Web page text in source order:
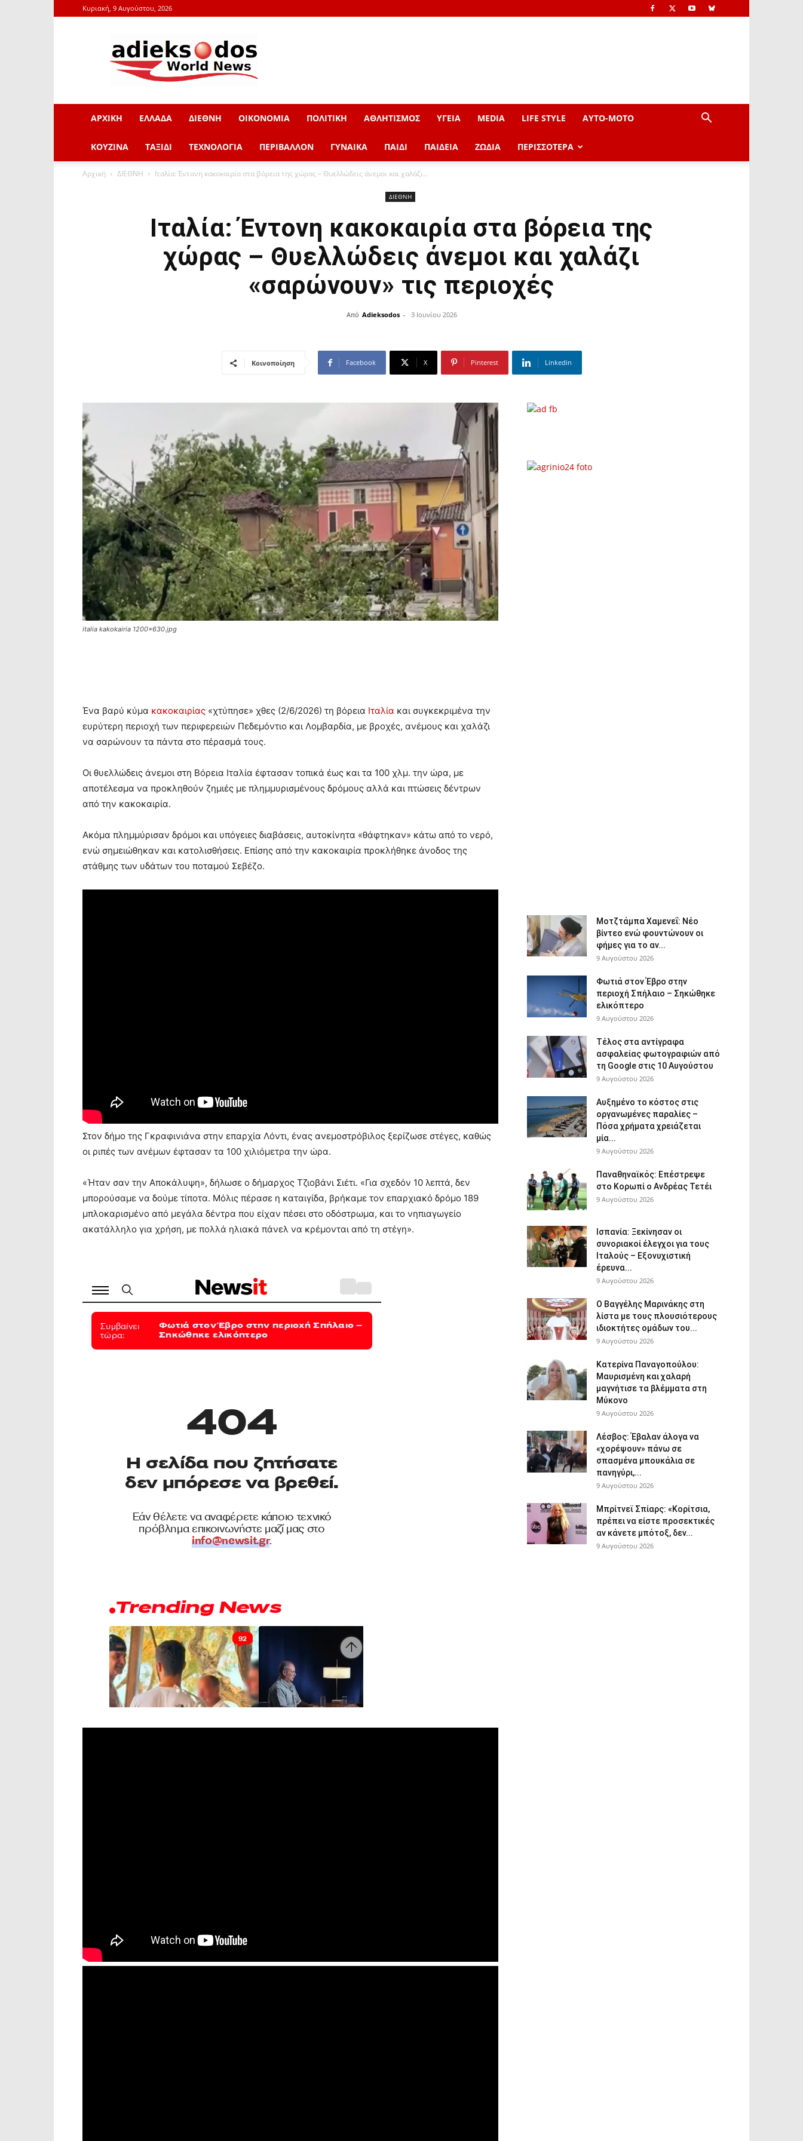
Κυριακή, 9 Αυγούστου, 2026
adieksodos.gr
ΑΡΧΙΚΗ ΕΛΛΑΔΑ ΔΙΕΘΝΗ ΟΙΚΟΝΟΜΙΑ ΠΟΛΙΤΙΚΗ ΑΘΛΗΤΙΣΜΟΣ ΥΓΕΙΑ MEDIA LIFE STYLE AYTO-ΜOTO
ΚΟΥΖΙΝΑ ΤΑΞΙΔΙ ΤΕΧΝΟΛΟΓΙΑ ΠΕΡΙΒΑΛΛΟΝ ΓΥΝΑΙΚΑ ΠΑΙΔΙ ΠΑΙΔΕΙΑ ΖΩΔΙΑ ΠΕΡΙΣΣΟΤΕΡΑ
Αρχική ΔΙΕΘΝΗ Ιταλία: Έντονη κακοκαιρία στα βόρεια της χώρας – Θυελλώδεις άνεμοι και χαλάζι...
ΔΙΕΘΝΗ
Ιταλία: Έντονη κακοκαιρία στα βόρεια της
χώρας – Θυελλώδεις άνεμοι και χαλάζι
«σαρώνουν» τις περιοχές
Από Adieksodos - 3 Ιουνίου 2026
Κοινοποίηση Facebook X Pinterest Linkedin
italia kakokairia 1200x630.jpg
Ένα βαρύ κύμα κακοκαιρίας «χτύπησε» χθες (2/6/2026) τη βόρεια Ιταλία και συγκεκριμένα την
ευρύτερη περιοχή των περιφερειών Πεδεμόντιο και Λομβαρδία, με βροχές, ανέμους και χαλάζι
να σαρώνουν τα πάντα στο πέρασμά τους.
Οι θυελλώδεις άνεμοι στη Βόρεια Ιταλία έφτασαν τοπικά έως και τα 100 χλμ. την ώρα, με
αποτέλεσμα να προκληθούν ζημιές με πλημμυρισμένους δρόμους αλλά και πτώσεις δέντρων
από την κακοκαιρία.
Ακόμα πλημμύρισαν δρόμοι και υπόγειες διαβάσεις, αυτοκίνητα «θάφτηκαν» κάτω από το νερό,
ενώ σημειώθηκαν και κατολισθήσεις. Επίσης από την κακοκαιρία προκλήθηκε άνοδος της
στάθμης των υδάτων του ποταμού Σεβέζο.
Στον δήμο της Γκραφινιάνα στην επαρχία Λόντι, ένας ανεμοστρόβιλος ξερίζωσε στέγες, καθώς
οι ριπές των ανέμων έφτασαν τα 100 χιλιόμετρα την ώρα.
«Ήταν σαν την Αποκάλυψη», δήλωσε ο δήμαρχος Τζιοβάνι Σιέτι. «Για σχεδόν 10 λεπτά, δεν
μπορούσαμε να δούμε τίποτα. Μόλις πέρασε η καταιγίδα, βρήκαμε τον επαρχιακό δρόμο 189
μπλοκαρισμένο από μεγάλα δέντρα που είχαν πέσει στο οδόστρωμα, και το νηπιαγωγείο
ακατάλληλο για χρήση, με πολλά ηλιακά πάνελ να κρέμονται από τη στέγη».
Μοτζτάμπα Χαμενεΐ: Νέο
βίντεο ενώ φουντώνουν οι
φήμες για το αν...
9 Αυγούστου 2026
Φωτιά στον Έβρο στην
περιοχή Σπήλαιο – Σηκώθηκε
ελικόπτερο
9 Αυγούστου 2026
Τέλος στα αντίγραφα
ασφαλείας φωτογραφιών από
τη Google στις 10 Αυγούστου
9 Αυγούστου 2026
Αυξημένο το κόστος στις
οργανωμένες παραλίες –
Πόσα χρήματα χρειάζεται
μία...
9 Αυγούστου 2026
Παναθηναϊκός: Επέστρεψε
στο Κορωπί ο Ανδρέας Τετέι
9 Αυγούστου 2026
Ισπανία: Ξεκίνησαν οι
συνοριακοί έλεγχοι για τους
Ιταλούς – Εξονυχιστική
έρευνα...
9 Αυγούστου 2026
Ο Βαγγέλης Μαρινάκης στη
λίστα με τους πλουσιότερους
ιδιοκτήτες ομάδων του...
9 Αυγούστου 2026
Κατερίνα Παναγοπούλου:
Μαυρισμένη και χαλαρή
μαγνήτισε τα βλέμματα στη
Μύκονο
9 Αυγούστου 2026
Λέσβος: Έβαλαν άλογα να
«χορέψουν» πάνω σε
σπασμένα μπουκάλια σε
πανηγύρι,...
9 Αυγούστου 2026
Μπρίτνεϊ Σπίαρς: «Κορίτσια,
πρέπει να είστε προσεκτικές
αν κάνετε μπότοξ, δεν...
9 Αυγούστου 2026